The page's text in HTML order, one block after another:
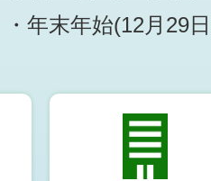
・年末年始(12月29